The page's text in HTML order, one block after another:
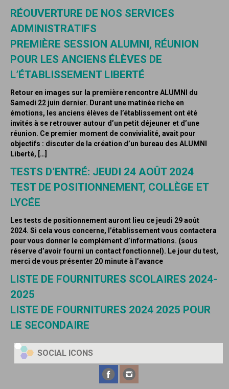
RÉOUVERTURE DE NOS SERVICES
ADMINISTRATIFS
PREMIÈRE SESSION ALUMNI, RÉUNION
POUR LES ANCIENS ÉLÈVES DE
L’ÉTABLISSEMENT LIBERTÉ
Retour en images sur la première rencontre ALUMNI du
Samedi 22 juin dernier. Durant une matinée riche en
émotions, les anciens élèves de l’établissement ont été
invités à se retrouver autour d’un petit déjeuner et d’une
réunion. Ce premier moment de convivialité, avait pour
objectifs : discuter de la création d’un bureau des ALUMNI
Liberté, […]
TESTS D’ENTRÉ: JEUDI 24 AOÛT 2024
TEST DE POSITIONNEMENT, COLLÈGE ET
LYCÉE
Les tests de positionnement auront lieu ce jeudi 29 août
2024. Si cela vous concerne, l’établissement vous contactera
pour vous donner le complément d’informations. (sous
réserve d’avoir fourni un contact fonctionnel). Le jour du test,
merci de vous présenter 20 minute à l’avance
LISTE DE FOURNITURES SCOLAIRES 2024-
2025
LISTE DE FOURNITURES 2024 2025 POUR
LE SECONDAIRE
SOCIAL ICONS